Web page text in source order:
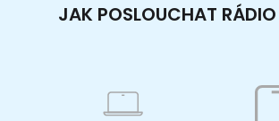
JAK POSLOUCHAT